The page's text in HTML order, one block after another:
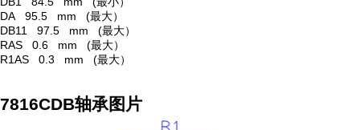
DA 95.5 mm (最大）
DB11 97.5 mm (最大）
RAS 0.6 mm (最大）
R1AS 0.3 mm (最大）
7816CDB轴承图片